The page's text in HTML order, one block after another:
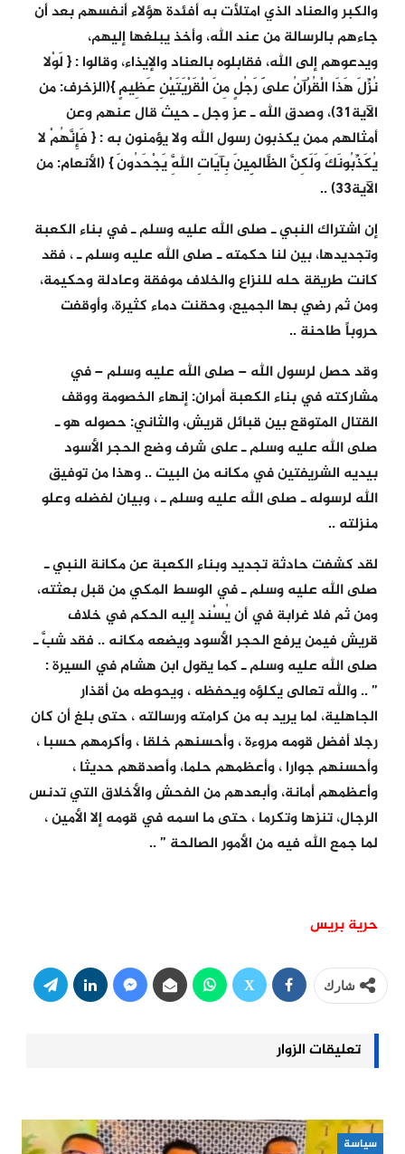
والكبر والعناد الذي امتلأت به أفئدة هؤلاء أنفسهم بعد أن
جاءهم بالرسالة من عند الله، وأخذ يبلغها إليهم،
ويدعوهم إلى الله، فقابلوه بالعناد والإيذاء، وقالوا : { لَوْلا
نُزِّلَ هَذَا الْقُرْآنُ عَلَى رَجُلٍ مِنَ الْقَرْيَتَيْنِ عَظِيمٍ }(الزخرف: من
الآية31)، وصدق الله ـ عز وجل ـ حيث قال عنهم وعن
أمثالهم ممن يكذبون رسول الله ولا يؤمنون به : { فَإِنَّهُمْ لا
يُكَذِّبُونَكَ وَلَكِنَّ الظَّالِمِينَ بِآيَاتِ اللَّهِ يَجْحَدُونَ } (الأنعام: من
الآية33) ..
إن اشتراك النبي ـ صلى الله عليه وسلم ـ في بناء الكعبة
وتجديدها، بين لنا حكمته ـ صلى الله عليه وسلم ـ ، فقد
كانت طريقة حله للنزاع والخلاف موفقة وعادلة وحكيمة،
ومن ثم رضي بها الجميع، وحقنت دماء كثيرة، وأوقفت
حروباً طاحنة ..
وقد حصل لرسول الله – صلى الله عليه وسلم – في
مشاركته في بناء الكعبة أمران: إنهاء الخصومة ووقف
القتال المتوقع بين قبائل قريش، والثاني: حصوله هو ـ
صلى الله عليه وسلم ـ على شرف وضع الحجر الأسود
بيديه الشريفتين في مكانه من البيت .. وهذا من توفيق
الله لرسوله ـ صلى الله عليه وسلم ـ ، وبيان لفضله وعلو
منزلته ..
لقد كشفت حادثة تجديد وبناء الكعبة عن مكانة النبي ـ
صلى الله عليه وسلم ـ في الوسط المكي من قبل بعثته،
ومن ثم فلا غرابة في أن يُسْند إليه الحكم في خلاف
قريش فيمن يرفع الحجر الأسود ويضعه مكانه .. فقد شبَّ ـ
صلى الله عليه وسلم ـ كما يقول ابن هشام في السيرة :
” .. والله تعالى يكلؤه ويحفظه ، ويحوطه من أقذار
الجاهلية، لما يريد به من كرامته ورسالته ، حتى بلغ أن كان
رجلا أفضل قومه مروءة ، وأحسنهم خلقا ، وأكرمهم حسبا ،
وأحسنهم جوارا ، وأعظمهم حلما، وأصدقهم حديثا ،
وأعظمهم أمانة، وأبعدهم من الفحش والأخلاق التي تدنس
الرجال، تنزها وتكرما ، حتى ما اسمه في قومه إلا الأمين ،
لما جمع الله فيه من الأمور الصالحة ” ..
حريةبريس
شارك
تعليقات الزوار
سياسة